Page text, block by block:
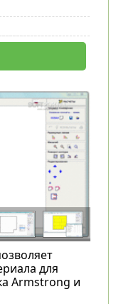
для
Armstrong и